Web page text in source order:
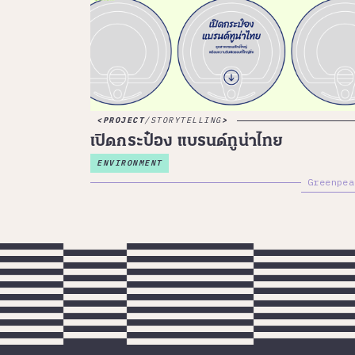
PROJECT/STORYTELLING
เปิดกระป๋อง แบรนด์ทูน่าไทย
ENVIRONMENT